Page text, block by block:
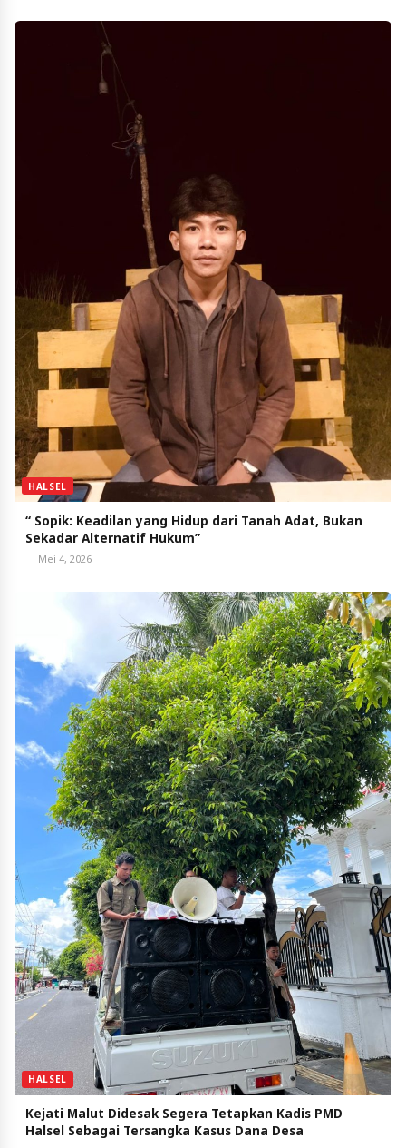
HALSEL
“ Sopik: Keadilan yang Hidup dari Tanah Adat, Bukan
Sekadar Alternatif Hukum”
Mei 4, 2026
HALSEL
Kejati Malut Didesak Segera Tetapkan Kadis PMD
Halsel Sebagai Tersangka Kasus Dana Desa